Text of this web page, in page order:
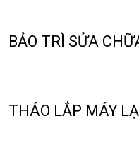
BẢO TRÌ SỬA
THÁO LẮP MÁY